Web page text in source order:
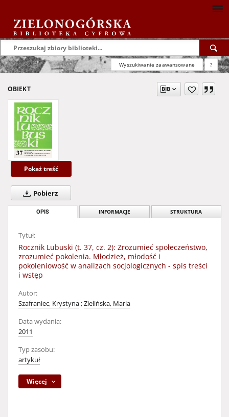
Wyszukiwanie zaawansowane ?
OBIEKT
Pokaż treść
Pobierz
OPIS INFORMACJE STRUKTURA
Tytuł:
Rocznik Lubuski (t. 37, cz. 2): Zrozumieć społeczeństwo,
zrozumieć pokolenia. Młodzież, młodość i
pokoleniowość w analizach socjologicznych - spis treści
i wstęp
Autor:
Szafraniec, Krystyna;Zielińska, Maria
Data wydania:
2011
Typ zasobu:
artykuł
Więcej